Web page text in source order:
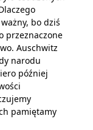
bo dziś
przeznaczone
Auschwitz
narodu
później
pamiętamy